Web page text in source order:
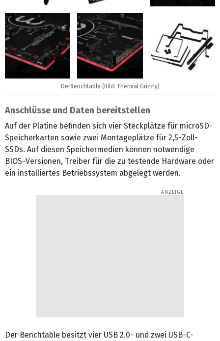
Der8enchtable (Bild: Thermal Grizzly)
Anschlüsse und Daten bereitstellen
Auf der Platine befinden sich vier Steckplätze für microSD-
Speicherkarten sowie zwei Montageplätze für 2,5-Zoll-
SSDs. Auf diesen Speichermedien können notwendige
BIOS-Versionen, Treiber für die zu testende Hardware oder
ein installiertes Betriebssystem abgelegt werden.
Der Benchtable besitzt vier USB 2.0- und zwei USB-C-